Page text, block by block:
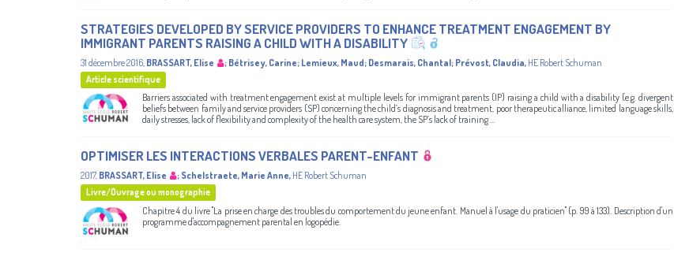
STRATEGIES DEVELOPED BY SERVICE PROVIDERS TO ENHANCE TREATMENT ENGAGEMENT BY
IMMIGRANT PARENTS RAISING A CHILD WITH A DISABILITY
31 décembre 2016, BRASSART, Elise ; Bétrisey, Carine; Lemieux, Maud; Desmarais, Chantal; Prévost, Claudia, HE Robert Schuman
Article scientifique
Barriers associated with treatment engagement exist at multiple levels for immigrant parents (IP) raising a child with a disability (e.g. divergent
beliefs between family and service providers (SP) concerning the child’s diagnosis and treatment, poor therapeutic alliance, limited language skills,
daily stresses, lack of flexibility and complexity of the health care system, the SP’s lack of training ...
OPTIMISER LES INTERACTIONS VERBALES PARENT-ENFANT
2017, BRASSART, Elise ; Schelstraete, Marie Anne, HE Robert Schuman
Livre/Ouvrage ou monographie
Chapitre 4 du livre "La prise en charge des troubles du comportement du jeune enfant. Manuel à l'usage du praticien" (p. 99 à 133). Description d'un
programme d'accompagnement parental en logopédie.